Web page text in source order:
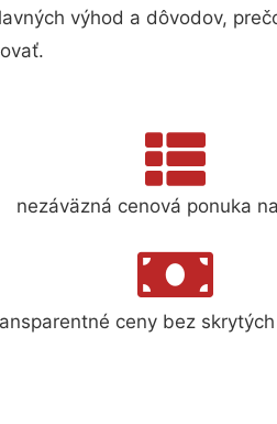
výhod a dôvodov,
nezáväzná cenová ponuka
ceny bez